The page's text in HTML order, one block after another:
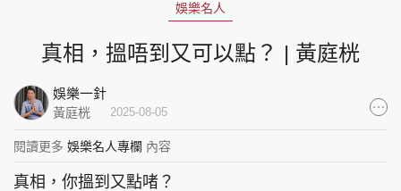
集團旗下品牌
娛樂名人
真相，搵唔到又可以點？ | 黃庭桄
娛樂一針
黃庭桄 2025-08-05
閱讀更多 娛樂名人專欄 內容
真相，你搵到又點啫？